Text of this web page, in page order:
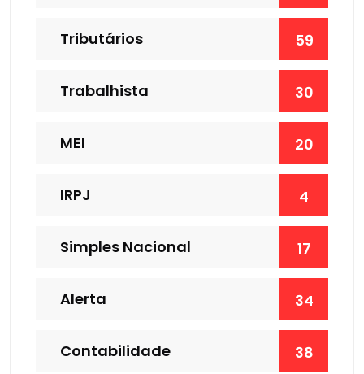
Tributários 59
Trabalhista 30
MEI 20
IRPJ 4
Simples Nacional 17
Alerta 34
Contabilidade 38